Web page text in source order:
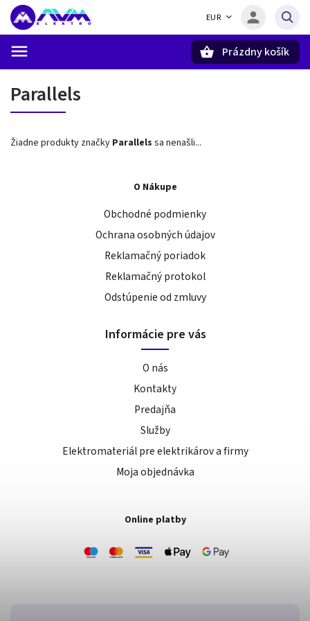
EUR
Prázdny košík
Parallels
Žiadne produkty značky Parallels sa nenašli...
O Nákupe
Obchodné podmienky
Ochrana osobných údajov
Reklamačný poriadok
Reklamačný protokol
Odstúpenie od zmluvy
Informácie pre vás
O nás
Kontakty
Predajňa
Služby
Elektromateriál pre elektrikárov a firmy
Moja objednávka
Online platby